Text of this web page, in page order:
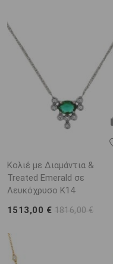
Κολιέ με Διαμάντια &
Treated Emerald σε
Λευκόχρυσο K14
1513,00 € 1816,00 €